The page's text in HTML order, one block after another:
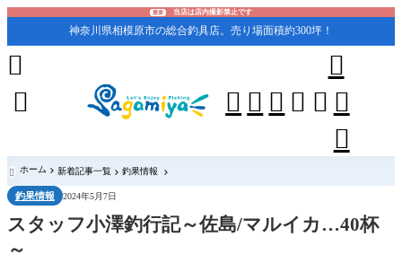
重要 当店は店内撮影禁止です
神奈川県相模原市の総合釣具店。売り場面積約300坪！
    





 ホーム 新着記事一覧 釣果情報
釣果情報 2024年5月7日
スタッフ小澤釣行記～佐島/マルイカ…40杯
～